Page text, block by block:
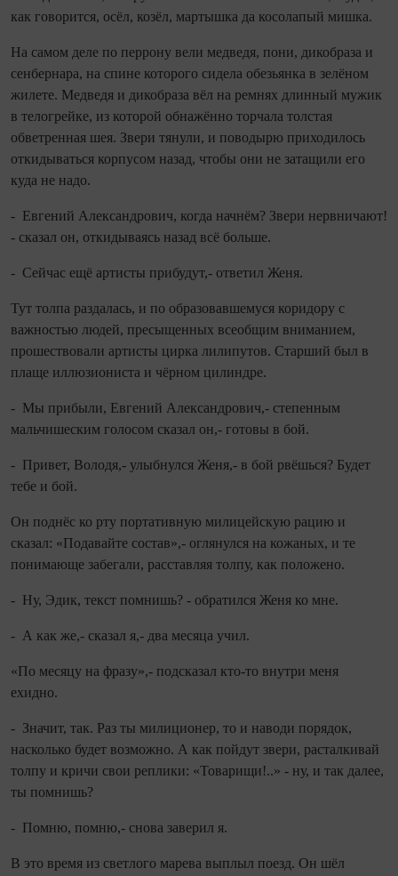
как говорится, осёл, козёл, мартышка да косолапый мишка.
На самом деле по перрону вели медведя, пони, дикобраза и
сенбернара, на спине которого сидела обезь­янка в зелёном
жилете. Медведя и дикобраза вёл на ремнях длинный мужик
в телогрейке, из которой обнажённо торчала толстая
обветренная шея. Звери тянули, и поводырю приходилось
откидываться корпусом назад, чтобы они не затащили его
куда не надо.
- Евгений Александрович, ко­гда начнём? Звери нервничают!
- сказал он, откидываясь назад всё больше.
- Сейчас ещё артисты прибудут,- ответил Женя.
Тут толпа раздалась, и по образовавшемуся коридору с
важностью людей, пресыщенных всеобщим вниманием,
прошествовали артисты цирка лилипутов. Старший был в
плаще иллюзиониста и чёрном цилиндре.
- Мы прибыли, Евгений Александрович,- степенным
мальчишеским голосом сказал он,- готовы в бой.
- Привет, Володя,- улыбнулся Женя,- в бой рвёшься? Будет
тебе и бой.
Он поднёс ко рту портативную милицейскую рацию и
сказал: «Подавайте состав»,- оглянулся на кожаных, и те
понимающе забегали, расставляя толпу, как положено.
- Ну, Эдик, текст по­мнишь? - обратился Женя ко мне.
- А как же,- сказал я,- два месяца учил.
«По месяцу на фразу»,- подсказал кто‑то внутри меня
ехидно.
- Значит, так. Раз ты милиционер, то и наводи порядок,
насколько будет возможно. А как пойдут звери, расталкивай
толпу и кричи свои реплики: «Товарищи!..» - ну, и так далее,
ты по­мнишь?
- Помню, по­мню,- снова заверил я.
В это время из светлого марева выплыл поезд. Он шёл